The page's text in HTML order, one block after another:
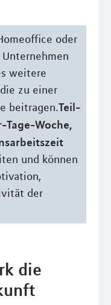
oder
weitere
zu einer
beitragen.Teil-
Woche,
und können
der
die